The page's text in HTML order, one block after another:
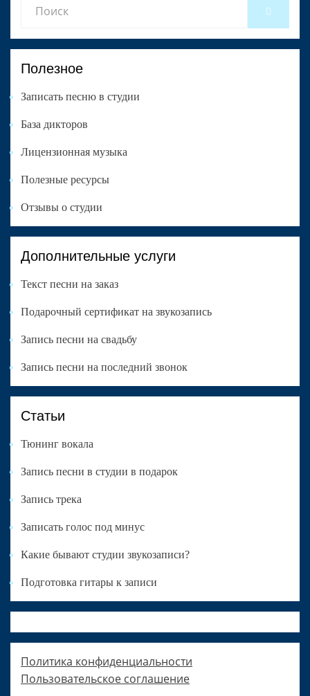
for:
Полезное
Записать песню в студии
База дикторов
Лицензионная музыка
Полезные ресурсы
Отзывы о студии
Дополнительные услуги
Текст песни на заказ
Подарочный сертификат на звукозапись
Запись песни на свадьбу
Запись песни на последний звонок
Статьи
Тюнинг вокала
Запись песни в студии в подарок
Запись трека
Записать голос под минус
Какие бывают студии звукозаписи?
Подготовка гитары к записи
Политика конфиденциальности
Пользовательское соглашение